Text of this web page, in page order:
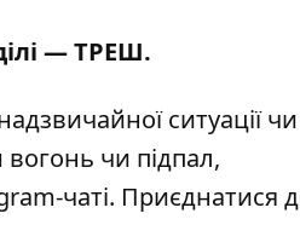
—ТРЕШ.
ситуації чи
чи підпал,
чаті. Приєднатися